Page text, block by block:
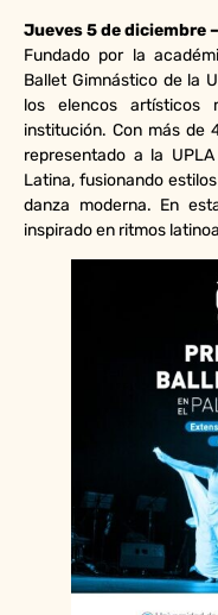
Jueves 5 de diciembre
Fundado por la
Ballet Gimnástico de la
los elencos artísticos
institución. Con más de
representado a la
Latina, fusionando
danza moderna. En
inspirado en ritmos